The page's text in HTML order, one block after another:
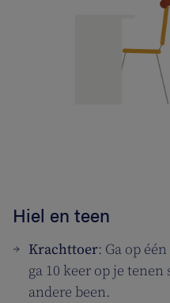
Hiel en teen
Krachttoer: Ga op
ga 10 keer op je
andere been.